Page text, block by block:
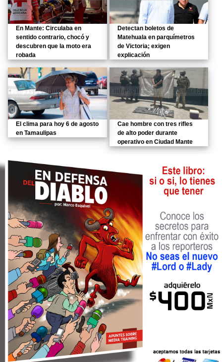
En Mante: Circulaba en
sentido contrario, chocó y
descubren que la moto era
robada
Detectan boletos de
Matehuala en parquímetros
de Victoria; exigen
explicación
El clima para hoy 6 de agosto
en Tamaulipas
Cae hombre con tres rifles
de alto poder durante
operativo en Ciudad Mante